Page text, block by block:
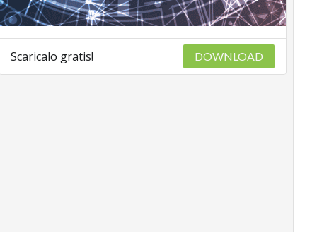
Scaricalo gratis! DOWNLOAD